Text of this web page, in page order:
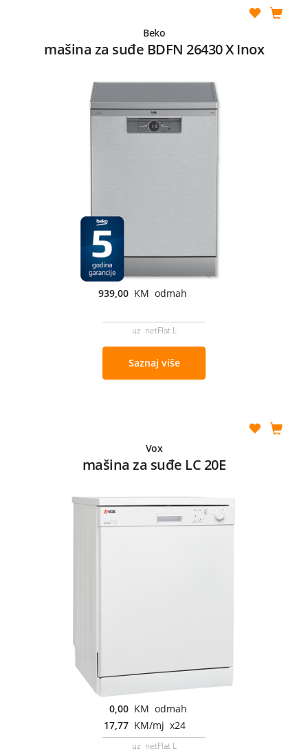
Beko
mašina za suđe BDFN 26430 X Inox
939,00 KM odmah
uz netFlat L
Saznaj više
Vox
mašina za suđe LC 20E
0,00 KM odmah
17,77 KM/mj x24
uz netFlat L